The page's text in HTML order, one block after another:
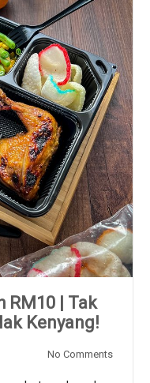
RM10 | Tak
Kenyang!
No Comments